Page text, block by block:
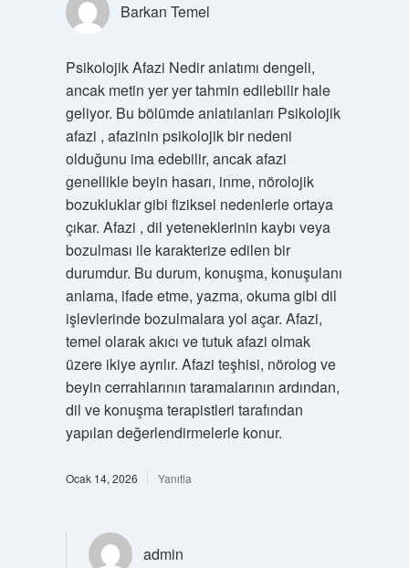
Barkan Temel
Psikolojik Afazi Nedir anlatımı dengeli,
ancak metin yer yer tahmin edilebilir hale
geliyor. Bu bölümde anlatılanları Psikolojik
afazi , afazinin psikolojik bir nedeni
olduğunu ima edebilir, ancak afazi
genellikle beyin hasarı, inme, nörolojik
bozukluklar gibi fiziksel nedenlerle ortaya
çıkar. Afazi , dil yeteneklerinin kaybı veya
bozulması ile karakterize edilen bir
durumdur. Bu durum, konuşma, konuşulanı
anlama, ifade etme, yazma, okuma gibi dil
işlevlerinde bozulmalara yol açar. Afazi,
temel olarak akıcı ve tutuk afazi olmak
üzere ikiye ayrılır. Afazi teşhisi, nörolog ve
beyin cerrahlarının taramalarının ardından,
dil ve konuşma terapistleri tarafından
yapılan değerlendirmelerle konur.
Ocak 14, 2026 Yanıtla
admin